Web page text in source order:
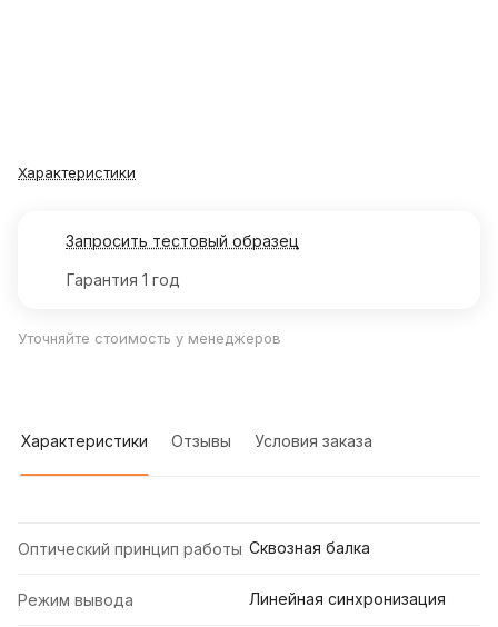
Характеристики
Запросить тестовый образец
Гарантия 1 год
Уточняйте стоимость у менеджеров
Характеристики Отзывы Условия заказа
Оптический принцип работы Сквозная балка
Режим вывода Линейная синхронизация